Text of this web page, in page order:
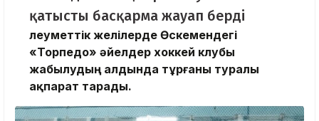
қатысты басқарма жауап берді
Әлеуметтік желілерде Өскемендегі
«Торпедо» әйелдер хоккей клубы
жабылудың алдында тұрғаны туралы
ақпарат тарады.